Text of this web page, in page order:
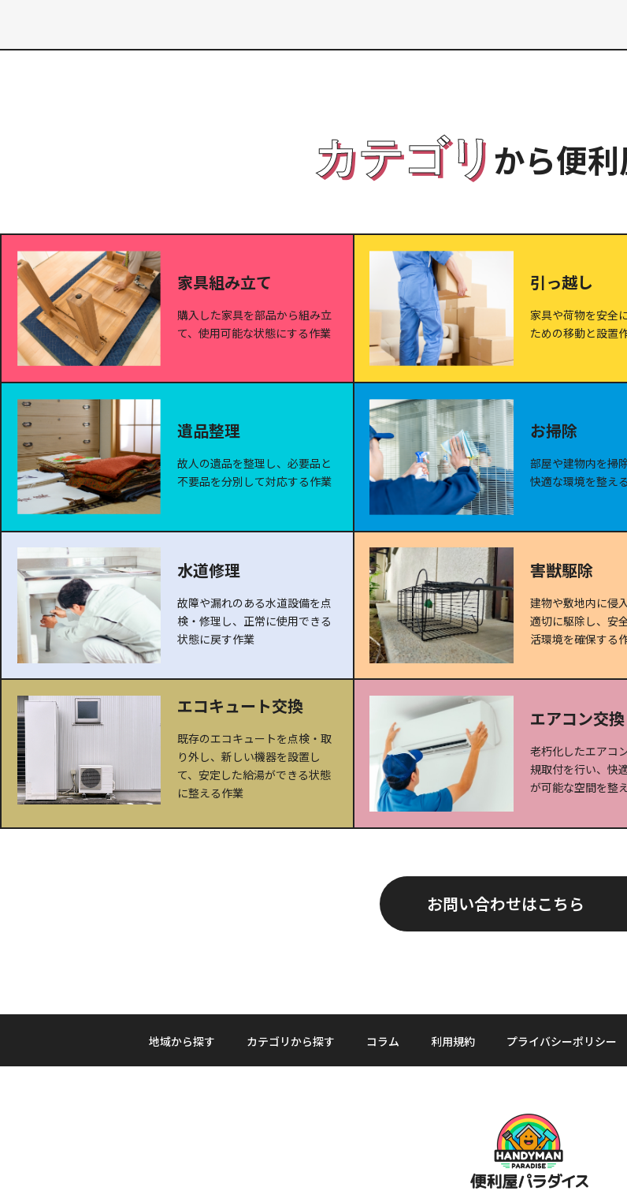
カテゴリから便
家具組み立て
購入した家具を部品から組み立
て、使用可能な状態にする作業
引っ越し
家具や荷物を安全
ための移動と設置
遺品整理
故人の遺品を整理し、必要品と
不要品を分別して対応する作業
お掃除
部屋や建物内を掃
快適な環境を整え
水道修理
故障や漏れのある水道設備を点
検・修理し、正常に使用できる
状態に戻す作業
害獣駆除
建物や敷地内に侵
適切に駆除し、安
活環境を確保する
エコキュート交換
既存のエコキュートを点検・取
り外し、新しい機器を設置し
て、安定した給湯ができる状態
に整える作業
エアコン交
老朽化したエアコ
規取付を行い、快
が可能な空間を整
お問い合わせはこちら
地域から探す カテゴリから探す コラム 利用規約 プライバシーポリシー